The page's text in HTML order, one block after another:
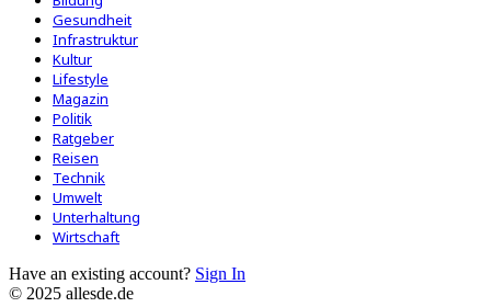
Gesundheit
Infrastruktur
Kultur
Lifestyle
Magazin
Politik
Ratgeber
Reisen
Technik
Umwelt
Unterhaltung
Wirtschaft
Have an existing account? Sign In
© 2025 allesde.de